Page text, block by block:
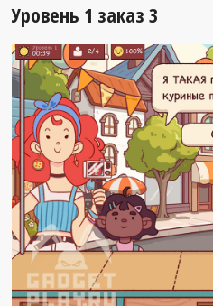
Уровень 1 заказ 3